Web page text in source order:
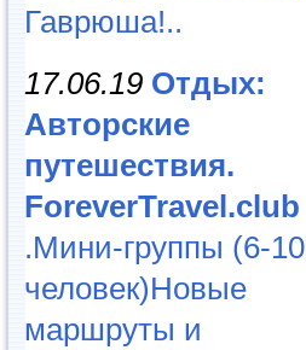
Гаврюша!..
17.06.19 Отдых:
Авторские
путешествия.
ForeverTravel.club
.Мини-группы (6-10
человек)Новые
маршруты и